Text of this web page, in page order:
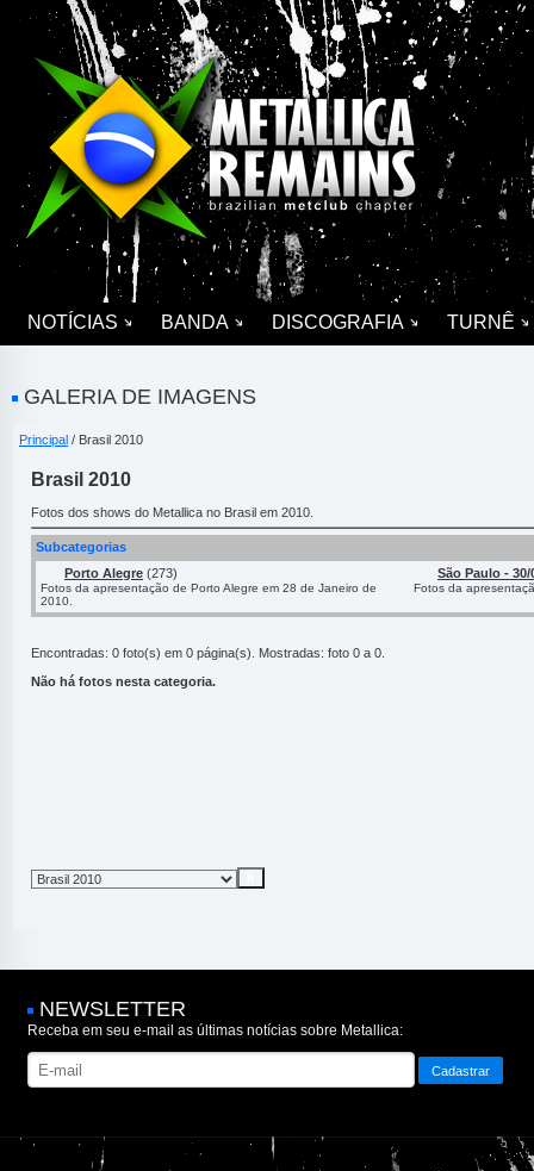
NOTÍCIAS BANDA DISCOGRAFIA TURNÊ
GALERIA DE IMAGENS
Principal / Brasil 2010
Brasil 2010
Fotos dos shows do Metallica no Brasil em 2010.
Subcategorias
Porto Alegre (273)
Fotos da apresentação de Porto Alegre em 28 de Janeiro de
2010.
São Paulo - 30/
Fotos da
Encontradas: 0 foto(s) em 0 página(s). Mostradas: foto 0 a 0.
Não há fotos nesta categoria.
NEWSLETTER
Receba em seu e-mail as últimas notícias sobre Metallica: